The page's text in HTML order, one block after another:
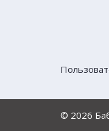
© 2026